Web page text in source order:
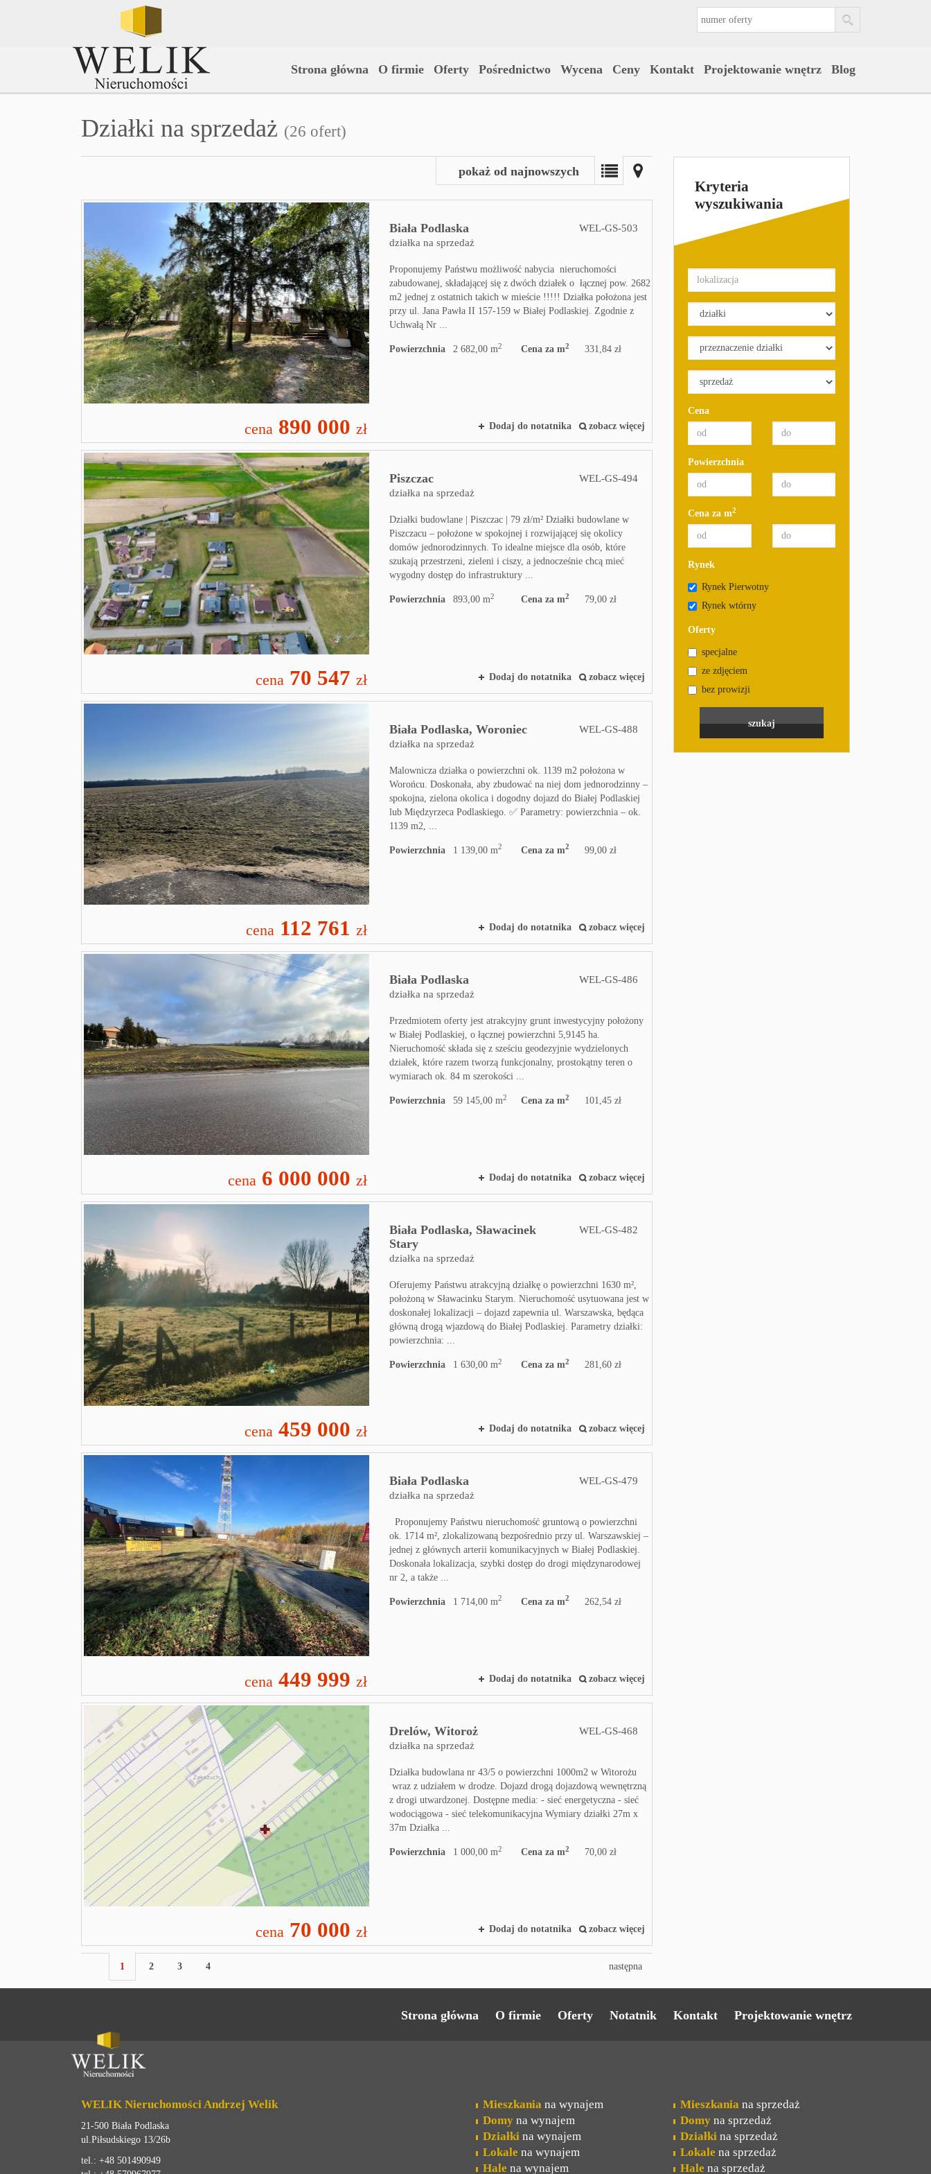
Strona główna O firmie Oferty Pośrednictwo Wycena Ceny Kontakt Projektowanie wnętrz Blog
Działki na sprzedaż (26 ofert)
pokaż od najnowszych
Biała Podlaska
działka na sprzedaż
WEL-GS-503
Proponujemy Państwu możliwość nabycia nieruchomości
zabudowanej, składającej się z dwóch działek o łącznej pow. 2682
m2 jednej z ostatnich takich w mieście !!!!! Działka położona jest
przy ul. Jana Pawła II 157-159 w Białej Podlaskiej. Zgodnie z
Uchwałą Nr ...
Powierzchnia 2 682,00 m2 Cena za m2 331,84 zł
cena890 000 zł Dodaj do notatnika zobacz więcej
Piszczac
działka na sprzedaż
WEL-GS-494
Działki budowlane | Piszczac | 79 zł/m² Działki budowlane w
Piszczacu – położone w spokojnej i rozwijającej się okolicy
domów jednorodzinnych. To idealne miejsce dla osób, które
szukają przestrzeni, zieleni i ciszy, a jednocześnie chcą mieć
wygodny dostęp do infrastruktury ...
Powierzchnia 893,00 m2 Cena za m2 79,00 zł
cena 70 547 zł Dodaj do notatnika zobacz więcej
Biała Podlaska, Woroniec
działka na sprzedaż
WEL-GS-488
Malownicza działka o powierzchni ok. 1139 m2 położona w
Worońcu. Doskonała, aby zbudować na niej dom jednorodzinny –
spokojna, zielona okolica i dogodny dojazd do Białej Podlaskiej
lub Międzyrzeca Podlaskiego. ✅ Parametry: powierzchnia – ok.
1139 m2, ...
Powierzchnia 1 139,00 m2 Cena za m2 99,00 zł
cena112 761 zł Dodaj do notatnika zobacz więcej
Biała Podlaska
działka na sprzedaż
WEL-GS-486
Przedmiotem oferty jest atrakcyjny grunt inwestycyjny położony
w Białej Podlaskiej, o łącznej powierzchni 5,9145 ha.
Nieruchomość składa się z sześciu geodezyjnie wydzielonych
działek, które razem tworzą funkcjonalny, prostokątny teren o
wymiarach ok. 84 m szerokości ...
Powierzchnia 59 145,00 m2 Cena za m2 101,45 zł
cena6 000 000 zł Dodaj do notatnika zobacz więcej
Biała Podlaska, Sławacinek
Stary
działka na sprzedaż
WEL-GS-482
Oferujemy Państwu atrakcyjną działkę o powierzchni 1630 m²,
położoną w Sławacinku Starym. Nieruchomość usytuowana jest w
doskonałej lokalizacji – dojazd zapewnia ul. Warszawska, będąca
główną drogą wjazdową do Białej Podlaskiej. Parametry działki:
powierzchnia: ...
Powierzchnia 1 630,00 m2 Cena za m2 281,60 zł
cena 459 000 zł Dodaj do notatnika zobacz więcej
Biała Podlaska
działka na sprzedaż
WEL-GS-479
Proponujemy Państwu nieruchomość gruntową o powierzchni
ok. 1714 m², zlokalizowaną bezpośrednio przy ul. Warszawskiej –
jednej z głównych arterii komunikacyjnych w Białej Podlaskiej.
Doskonała lokalizacja, szybki dostęp do drogi międzynarodowej
nr 2, a także ...
Powierzchnia 1 714,00 m2 Cena za m2 262,54 zł
cena449 999 zł Dodaj do notatnika zobacz więcej
Drelów, Witoroż
działka na sprzedaż
WEL-GS-468
Działka budowlana nr 43/5 o powierzchni 1000m2 w Witorożu
wraz z udziałem w drodze. Dojazd drogą dojazdową wewnętrzną
z drogi utwardzonej. Dostępne media: - sieć energetyczna - sieć
wodociągowa - sieć telekomunikacyjna Wymiary działki 27m x
37m Działka ...
Powierzchnia 1 000,00 m2 Cena za m2 70,00 zł
cena70 000 zł Dodaj do notatnika zobacz więcej
1 2 3 4 następna
Kryteria
wyszukiwania
Cena
Powierzchnia
Cena za m2
Rynek
Rynek Pierwotny
Rynek wtórny
Oferty
specjalne
ze zdjęciem
bez prowizji
Strona główna O firmie Oferty Notatnik Kontakt Projektowanie wnętrz
WELIK Nieruchomości Andrzej Welik
21-500 Biała Podlaska
ul.Piłsudskiego 13/26b
tel.: +48 501490949
Mieszkania na wynajem
Domy na wynajem
Działki na wynajem
Lokale na wynajem
Hale na wynajem
Mieszkania na sprzedaż
Domy na sprzedaż
Działki na sprzedaż
Lokale na sprzedaż
Hale na sprzedaż